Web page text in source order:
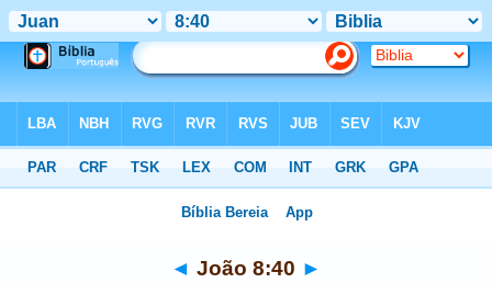
◄ João 8:40 ►